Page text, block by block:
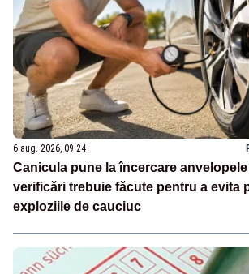
6 aug. 2026, 09:24
Canicula pune la încercare
verificări trebuie făcute pentru a evita
exploziile de cauciuc